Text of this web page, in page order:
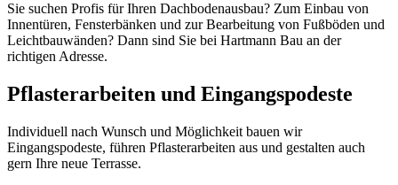
Sie suchen Profis für Ihren Dachbodenausbau? Zum Einbau von
Innentüren, Fensterbänken und zur Bearbeitung von Fußböden und
Leichtbauwänden? Dann sind Sie bei Hartmann Bau an der
richtigen Adresse.
Pflasterarbeiten und Eingangspodeste
Individuell nach Wunsch und Möglichkeit bauen wir
Eingangspodeste, führen Pflasterarbeiten aus und gestalten auch
gern Ihre neue Terrasse.